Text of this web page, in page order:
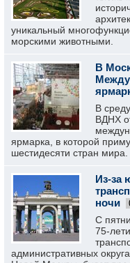
уникальный
морскими животными.
В
В
ВДНХ
ярмарка, в которой
шестидесяти стран мира.
Из-за
ночи
С
75-
административных